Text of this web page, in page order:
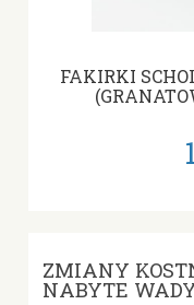
FAKIRKI
ZMIANY
NABYTE